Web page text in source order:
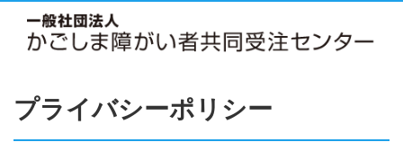
プライバシーポリシー